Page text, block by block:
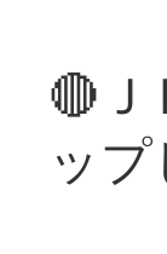
🔴
ッ